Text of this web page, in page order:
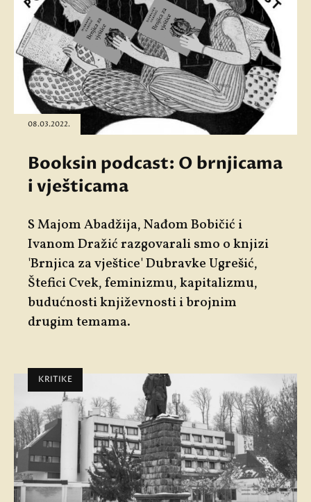
08.03.2022.
Booksin podcast: O brnjicama
i vješticama
S Majom Abadžija, Nađom Bobičić i
Ivanom Dražić razgovarali smo o knjizi
'Brnjica za vještice' Dubravke Ugrešić,
Štefici Cvek, feminizmu, kapitalizmu,
budućnosti književnosti i brojnim
drugim temama.
KRITIKE